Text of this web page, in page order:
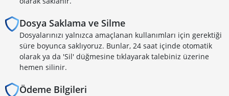
Dosya Saklama ve Silme
Dosyalarınızı yalnızca amaçlanan kullanımları için gerektiği
süre boyunca saklıyoruz. Bunlar, 24 saat içinde otomatik
olarak ya da 'Sil' düğmesine tıklayarak talebiniz üzerine
hemen silinir.
Ödeme Bilgileri